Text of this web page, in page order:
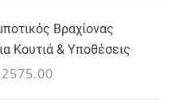
Βραχίονας
Κουτιά & Υποθέσεις